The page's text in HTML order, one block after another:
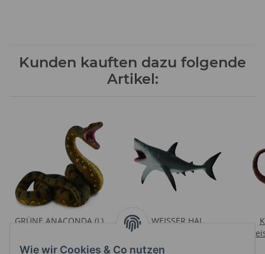
Wie wir Cookies & Co nutzen
Kunden kauften dazu folgende
Artikel:
GRÜNE ANACONDA (L)
sichtbar
WEISSER HAI
GEÖFFNETER KIEFER (XL)
Preise nach Anmeldung